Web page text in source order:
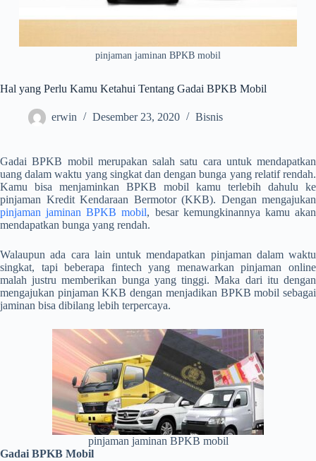
pinjaman jaminan BPKB mobil
Hal yang Perlu Kamu Ketahui Tentang Gadai BPKB Mobil
erwin Desember 23, 2020 Bisnis
Gadai BPKB mobil merupakan salah satu cara untuk mendapatkan
uang dalam waktu yang singkat dan dengan bunga yang relatif rendah.
Kamu bisa menjaminkan BPKB mobil kamu terlebih dahulu ke
pinjaman Kredit Kendaraan Bermotor (KKB). Dengan mengajukan
pinjaman jaminan BPKB mobil, besar kemungkinannya kamu akan
mendapatkan bunga yang rendah.
Walaupun ada cara lain untuk mendapatkan pinjaman dalam waktu
singkat, tapi beberapa fintech yang menawarkan pinjaman online
malah justru memberikan bunga yang tinggi. Maka dari itu dengan
mengajukan pinjaman KKB dengan menjadikan BPKB mobil sebagai
jaminan bisa dibilang lebih terpercaya.
pinjaman jaminan BPKB mobil
Gadai BPKB Mobil